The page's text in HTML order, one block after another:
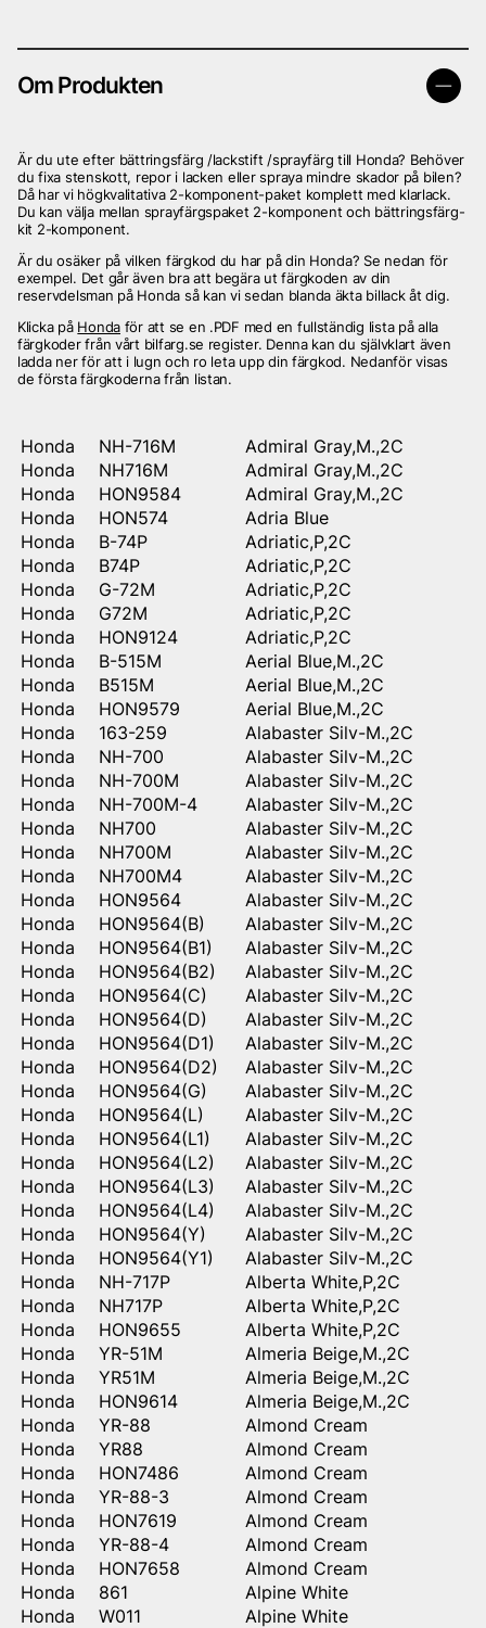
Om Produkten
Är du ute efter bättringsfärg /lackstift /sprayfärg till Honda? Behöver
du fixa stenskott, repor i lacken eller spraya mindre skador på bilen?
Då har vi högkvalitativa 2-komponent-paket komplett med klarlack.
Du kan välja mellan sprayfärgspaket 2-komponent och bättringsfärg-
kit 2-komponent.
Är du osäker på vilken färgkod du har på din Honda? Se nedan för
exempel. Det går även bra att begära ut färgkoden av din
reservdelsman på Honda så kan vi sedan blanda äkta billack åt dig.
Klicka på Honda för att se en .PDF med en fullständig lista på alla
färgkoder från vårt bilfarg.se register. Denna kan du självklart även
ladda ner för att i lugn och ro leta upp din färgkod. Nedanför visas
de första färgkoderna från listan.
Honda NH-716M
Admiral Gray,M.,2C
Honda
NH716M
Admiral Gray,M.,2C
Honda
HON9584
Admiral Gray,M.,2C
Honda
HON574
Adria Blue
Honda
B-74P
Adriatic,P,2C
Honda
B74P
Adriatic,P,2C
Honda
G-72M
Adriatic,P,2C
Honda
G72M
Adriatic,P,2C
Honda
HON9124
Adriatic,P,2C
Honda
B-515M
Aerial Blue,M.,2C
Honda
B515M
Aerial Blue,M.,2C
Honda
HON9579
Aerial Blue,M.,2C
Honda
163-259
Alabaster Silv-M.,2C
Honda
NH-700
Alabaster Silv-M.,2C
Honda
NH-700M
Alabaster Silv-M.,2C
Honda
NH-700M-4
Alabaster Silv-M.,2C
Honda
NH700
Alabaster Silv-M.,2C
Honda
NH700M
Alabaster Silv-M.,2C
Honda
NH700M4
Alabaster Silv-M.,2C
Honda
HON9564
Alabaster Silv-M.,2C
Honda
HON9564(B)
Alabaster Silv-M.,2C
Honda
HON9564(B1)
Alabaster Silv-M.,2C
Honda
HON9564(B2)
Alabaster Silv-M.,2C
Honda
HON9564(C)
Alabaster Silv-M.,2C
Honda
HON9564(D)
Alabaster Silv-M.,2C
Honda
HON9564(D1)
Alabaster Silv-M.,2C
Honda
HON9564(D2)
Alabaster Silv-M.,2C
Honda
HON9564(G)
Alabaster Silv-M.,2C
Honda
HON9564(L)
Alabaster Silv-M.,2C
Honda
HON9564(L1)
Alabaster Silv-M.,2C
Honda
HON9564(L2)
Alabaster Silv-M.,2C
Honda
HON9564(L3)
Alabaster Silv-M.,2C
Honda
HON9564(L4)
Alabaster Silv-M.,2C
Honda
HON9564(Y)
Alabaster Silv-M.,2C
Honda
HON9564(Y1)
Alabaster Silv-M.,2C
Honda
NH-717P
Alberta White,P,2C
Honda
NH717P
Alberta White,P,2C
Honda
HON9655
Alberta White,P,2C
Honda
YR-51M
Almeria Beige,M.,2C
Honda
YR51M
Almeria Beige,M.,2C
Honda
HON9614
Almeria Beige,M.,2C
Honda
YR-88
Almond Cream
Honda
YR88
Almond Cream
Honda
HON7486
Almond Cream
Honda
YR-88-3
Almond Cream
Honda
HON7619
Almond Cream
Honda
YR-88-4
Almond Cream
Honda
HON7658
Almond Cream
Honda
861
Alpine White
Honda
W011 Alpine White